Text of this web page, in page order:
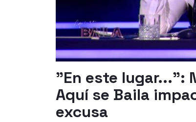
"En este lugar...":
Aquí se Baila
excusa